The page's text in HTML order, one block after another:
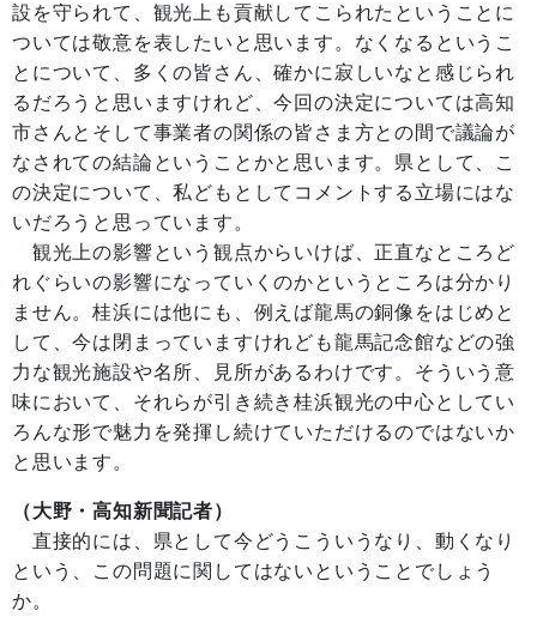
設を守られて、観光上も貢献してこられたということに
ついては敬意を表したいと思います。なくなるというこ
とについて、多くの皆さん、確かに寂しいなと感じられ
るだろうと思いますけれど、今回の決定については高知
市さんとそして事業者の関係の皆さま方との間で議論が
なされての結論ということかと思います。県として、こ
の決定について、私どもとしてコメントする立場にはな
いだろうと思っています。
観光上の影響という観点からいけば、正直なところど
れぐらいの影響になっていくのかというところは分かり
ません。桂浜には他にも、例えば龍馬の銅像をはじめと
して、今は閉まっていますけれども龍馬記念館などの強
力な観光施設や名所、見所があるわけです。そういう意
味において、それらが引き続き桂浜観光の中心としてい
ろんな形で魅力を発揮し続けていただけるのではないか
と思います。
（大野・高知新聞記者）
直接的には、県として今どうこういうなり、動くなり
という、この問題に関してはないということでしょう
か。